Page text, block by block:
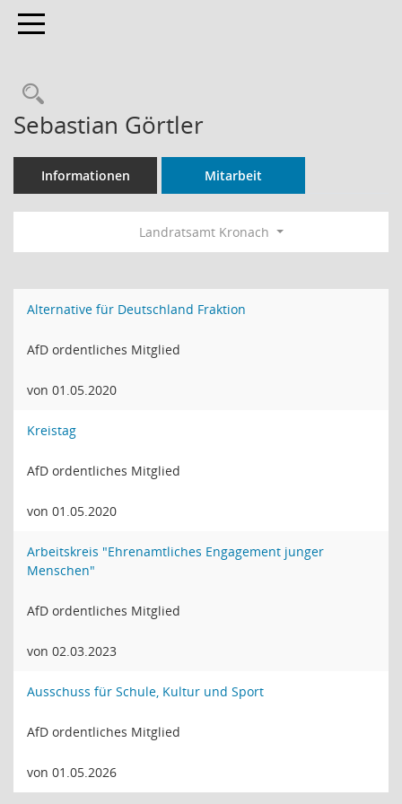
Toggle navigation
Rechercheauswahl
Sebastian Görtler
Informationen Mitarbeit
Landratsamt Kronach
Alternative für Deutschland Fraktion
AfD ordentliches Mitglied
von 01.05.2020
Kreistag
AfD ordentliches Mitglied
von 01.05.2020
Arbeitskreis "Ehrenamtliches Engagement junger
Menschen"
AfD ordentliches Mitglied
von 02.03.2023
Ausschuss für Schule, Kultur und Sport
AfD ordentliches Mitglied
von 01.05.2026